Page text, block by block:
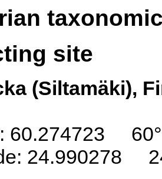
site
(Siltamäki),
60.274723
24.990278